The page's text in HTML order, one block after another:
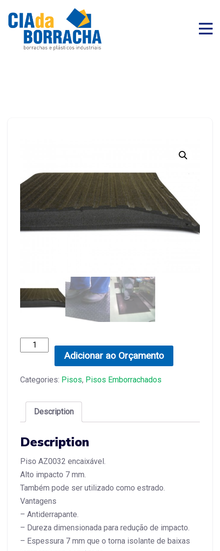
Tapete
Ergonômico
Adicionar ao Orçamento
Categories: Pisos, Pisos Emborrachados
Description
Description
Piso AZ0032 encaixável.
Alto impacto 7 mm.
Também pode ser utilizado como estrado.
Vantagens
– Antiderrapante.
– Dureza dimensionada para redução de impacto.
– Espessura 7 mm que o torna isolante de baixas